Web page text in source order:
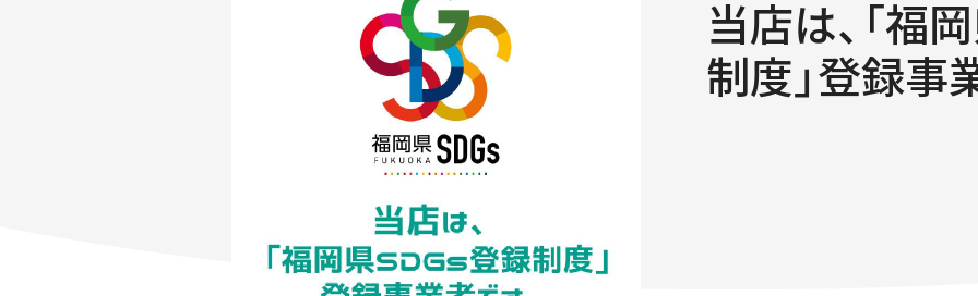
当店は、「福
制度」登録事